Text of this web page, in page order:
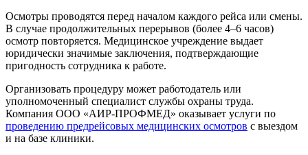
Осмотры проводятся перед началом каждого рейса или смены.
В случае продолжительных перерывов (более 4–6 часов)
осмотр повторяется. Медицинское учреждение выдает
юридически значимые заключения, подтверждающие
пригодность сотрудника к работе.
Организовать процедуру может работодатель или
уполномоченный специалист службы охраны труда.
Компания ООО «АИР-ПРОФМЕД» оказывает услуги по
проведению предрейсовых медицинских осмотров с выездом
и на базе клиники.